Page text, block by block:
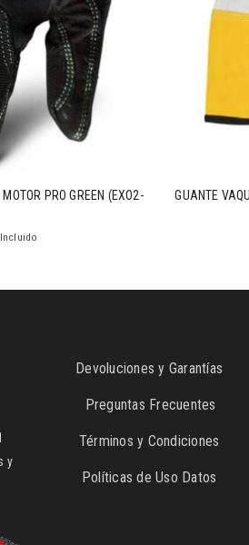
PRO GREEN (EXO2-
GUANTE
y
Devoluciones y Garantías
Preguntas Frecuentes
Términos y Condiciones
Políticas de Uso Datos